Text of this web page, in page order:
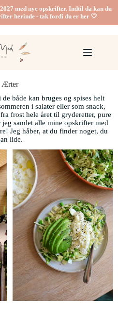
med nye opskrifter. Indtil da kan du
herinde - tak fordi du er her 🤍
Ærter
både kan bruges og spises helt
i salater eller som snack,
frost hele året til gryderetter, pure
samlet alle mine opskrifter med
Jeg håber, at du finder noget, du
lide.